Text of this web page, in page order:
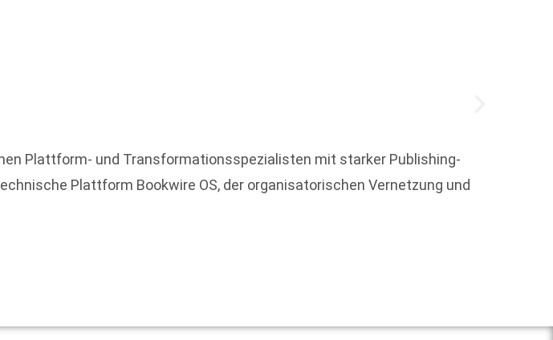
Plattform- und Transformationsspezialisten mit starker Publishing-
Plattform Bookwire OS, der organisatorischen Vernetzung und